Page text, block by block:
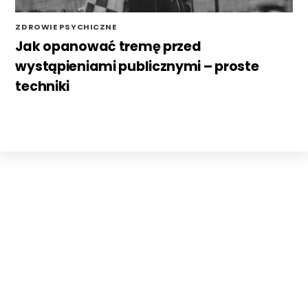
ZDROWIE PSYCHICZNE
Jak opanować tremę przed
wystąpieniami publicznymi – proste
techniki